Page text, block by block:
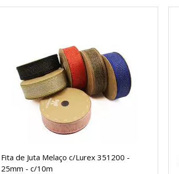
Fita de Juta Melaço c/Lurex 351200 -
25mm - c/10m